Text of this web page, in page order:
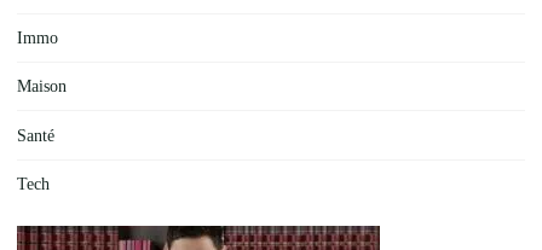
Immo
Maison
Santé
Tech